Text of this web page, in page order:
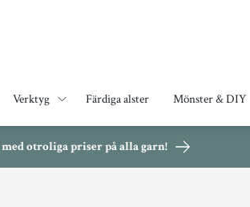
Verktyg Färdiga alster Mönster & DIY
otroliga priser på alla garn!